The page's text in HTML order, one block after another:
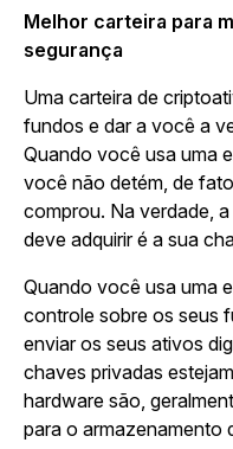
Melhor carteira para
segurança
Uma carteira de
fundos e dar a você a
Quando você usa uma
você não detém, de
comprou. Na verdade,
deve adquirir é a sua
Quando você usa uma
controle sobre os seus
enviar os seus ativos
chaves privadas
hardware são,
para o armazenamento